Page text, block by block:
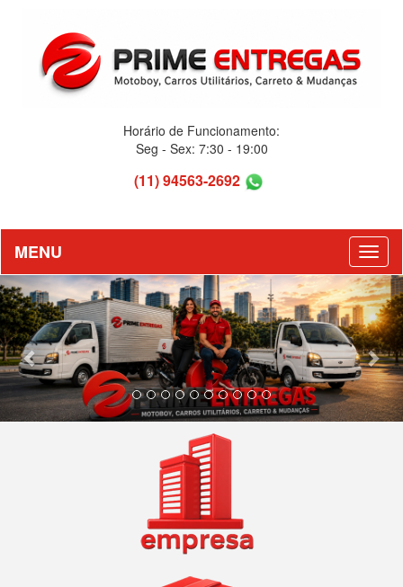
Horário de Funcionamento:
Seg - Sex: 7:30 - 19:00
(11) 94563-2692
MENU
Previous